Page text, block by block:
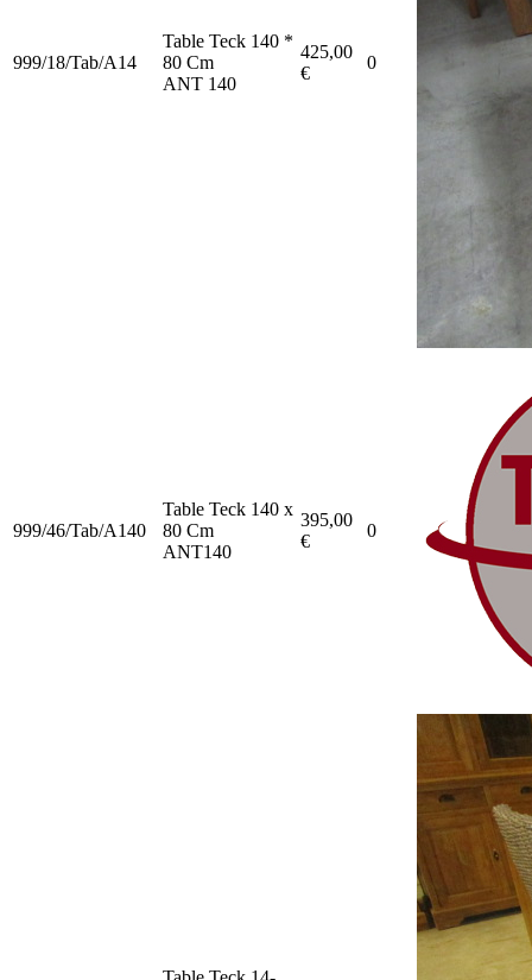
999/18/Tab/A14
Table Teck 140 *
80 Cm
ANT 140
425,00
€
0
999/46/Tab/A140
Table Teck 140 x
80 Cm
ANT140
395,00
€
0